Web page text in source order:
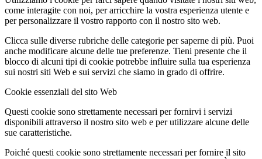
come interagite con noi, per arricchire la vostra esperienza utente e
per personalizzare il vostro rapporto con il nostro sito web.
Clicca sulle diverse rubriche delle categorie per saperne di più. Puoi
anche modificare alcune delle tue preferenze. Tieni presente che il
blocco di alcuni tipi di cookie potrebbe influire sulla tua esperienza
sui nostri siti Web e sui servizi che siamo in grado di offrire.
Cookie essenziali del sito Web
Questi cookie sono strettamente necessari per fornirvi i servizi
disponibili attraverso il nostro sito web e per utilizzare alcune delle
sue caratteristiche.
Poiché questi cookie sono strettamente necessari per fornire il sito